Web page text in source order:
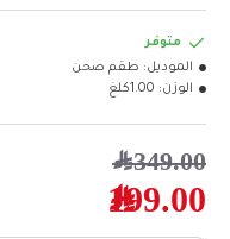
199.00﷼
349.00﷼
متوفر
الموديل: طقم صحن
الوزن: 1.00كلغ